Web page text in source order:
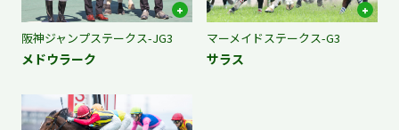
阪神ジャンプステークス-JG3
メドウラーク
マーメイドステークス-G3
サラス